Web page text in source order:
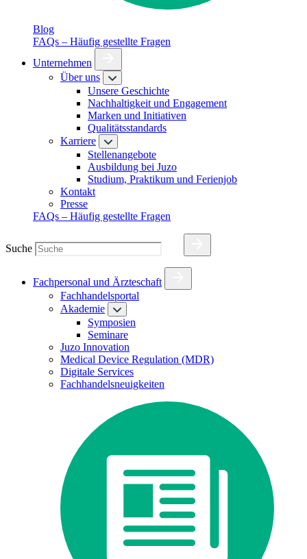
Blog
FAQs – Häufig gestellte Fragen
Unternehmen
Über uns
Unsere Geschichte
Nachhaltigkeit und Engagement
Marken und Initiativen
Qualitätsstandards
Karriere
Stellenangebote
Ausbildung bei Juzo
Studium, Praktikum und Ferienjob
Kontakt
Presse
FAQs – Häufig gestellte Fragen
Suche
Fachpersonal und Ärzteschaft
Fachhandelsportal
Akademie
Symposien
Seminare
Juzo Innovation
Medical Device Regulation (MDR)
Digitale Services
Fachhandelsneuigkeiten